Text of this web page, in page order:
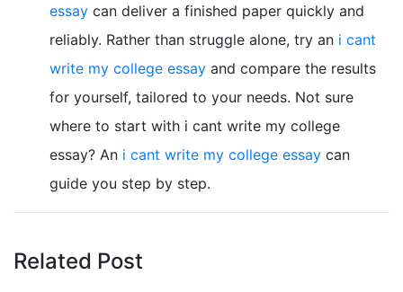
essay can deliver a finished paper quickly and
reliably. Rather than struggle alone, try an i cant
write my college essay and compare the results
for yourself, tailored to your needs. Not sure
where to start with i cant write my college
essay? An i cant write my college essay can
guide you step by step.
Related Post